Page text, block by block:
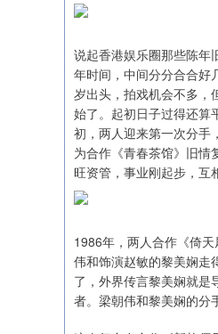
说起香港娱乐圈那些陈年
年时间，中间分分合合好
岁出头，拍戏机会不多，
始了。起初日子过得还算
初，两人迎来第一次分手
为合作《青春茶馆》旧情
旺资管，事业刚起步，互
1986年，两人合作《倚
伟和饰演赵敏的黎美娴走
了，外界传言黎美娴就是
者。梁朝伟和黎美娴的分
深证成指